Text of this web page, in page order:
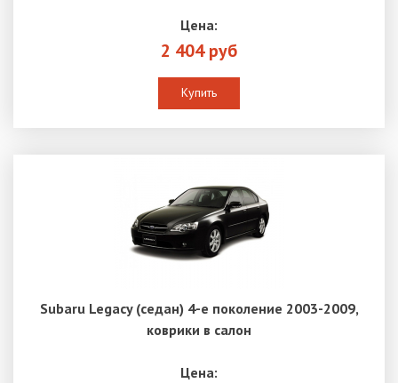
Цена:
2 404 руб
Купить
Subaru Legacy (седан) 4-е поколение 2003-2009,
коврики в салон
Цена: